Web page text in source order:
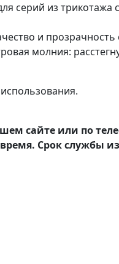
серий из трикотажа
и прозрачность
молния:
сайте или по
время. Срок